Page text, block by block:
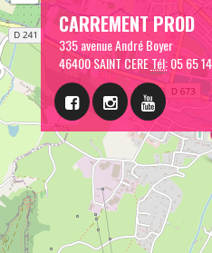
CARREMENT PROD
335 avenue André Boyer
46400 SAINT CERETél:05 65